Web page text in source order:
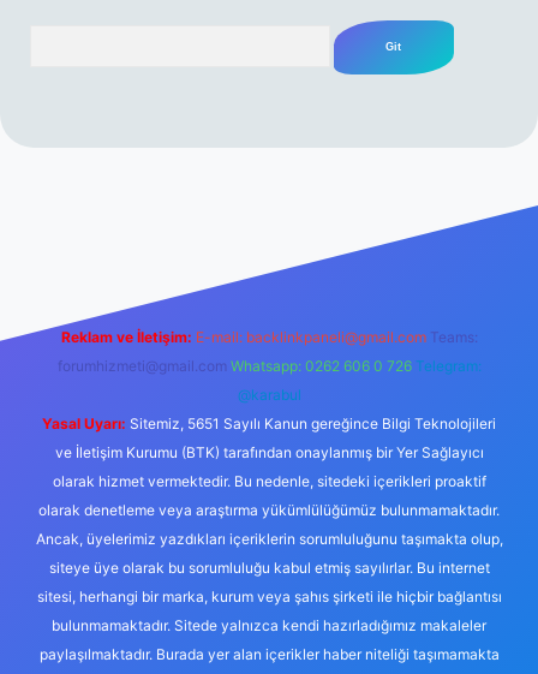
Reklam ve İletişim: E-mail: backlinkpaneli@gmail.com Teams:
forumhizmeti@gmail.com Whatsapp: 0262 606 0 726 Telegram:
@karabul
Yasal Uyarı: Sitemiz, 5651 Sayılı Kanun gereğince Bilgi Teknolojileri
ve İletişim Kurumu (BTK) tarafından onaylanmış bir Yer Sağlayıcı
olarak hizmet vermektedir. Bu nedenle, sitedeki içerikleri proaktif
olarak denetleme veya araştırma yükümlülüğümüz bulunmamaktadır.
Ancak, üyelerimiz yazdıkları içeriklerin sorumluluğunu taşımakta olup,
siteye üye olarak bu sorumluluğu kabul etmiş sayılırlar. Bu internet
sitesi, herhangi bir marka, kurum veya şahıs şirketi ile hiçbir bağlantısı
bulunmamaktadır. Sitede yalnızca kendi hazırladığımız makaleler
paylaşılmaktadır. Burada yer alan içerikler haber niteliği taşımamakta